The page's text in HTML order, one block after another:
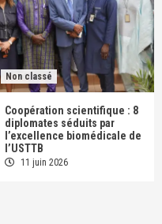
Non classé
Coopération scientifique : 8
diplomates séduits par
l’excellence biomédicale de
l’USTTB
11 juin 2026